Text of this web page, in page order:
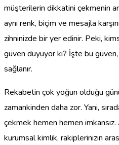
müşterilerin dikkatini çekmenin
aynı renk, biçim ve mesajla
zihninizde bir yer edinir. Peki,
güven duyuyor ki? İşte bu
sağlanır.
Rekabetin çok yoğun olduğu
zamankinden daha zor. Yani,
çekmek hemen hemen
kurumsal kimlik, rakiplerinizin